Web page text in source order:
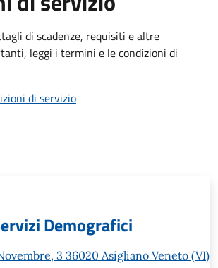
di scadenze, requisiti e altre
leggi i termini e le condizioni di
di servizio
Demografici
3 36020 Asigliano Veneto (VI)